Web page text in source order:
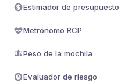
Estimador de presupuesto
Metrónomo RCP
Peso de la mochila
Evaluador de riesgo